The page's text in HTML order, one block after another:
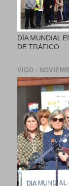
DÍA MUNDIAL
DE TRÁFICO
VIGO -